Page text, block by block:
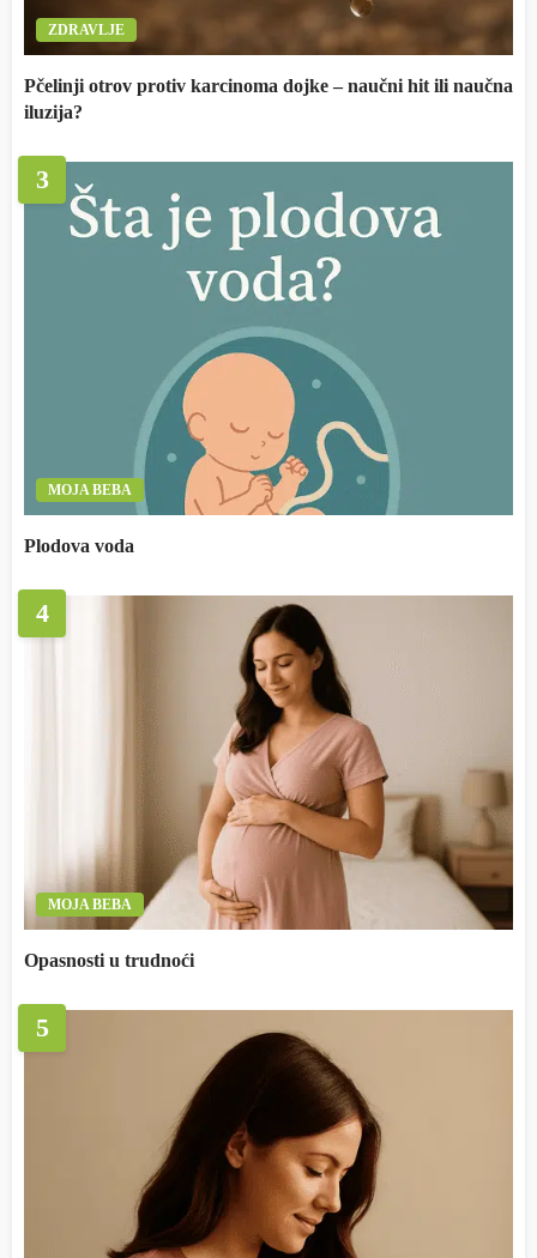
ZDRAVLJE
Pčelinji otrov protiv karcinoma dojke – naučni hit ili naučna
iluzija?
3
MOJA BEBA
Plodova voda
4
MOJA BEBA
Opasnosti u trudnoći
5